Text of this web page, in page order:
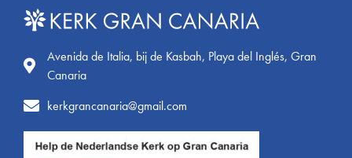
Avenida de Italia, bij de Kasbah, Playa del Inglés, Gran
Canaria
kerkgrancanaria@gmail.com